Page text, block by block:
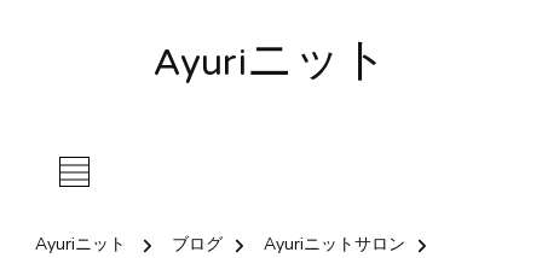
Ayuriニット
Ayuriニット ブログ
Ayuriニットサロン